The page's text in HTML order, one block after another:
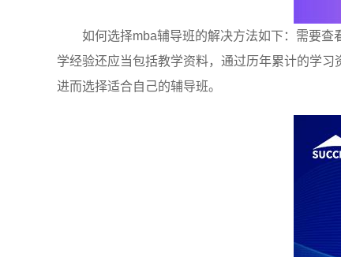
如何选择mba辅导班的解决方法如下：需要
学经验还应当包括教学资料，通过历年累计的学
进而选择适合自己的辅导班。